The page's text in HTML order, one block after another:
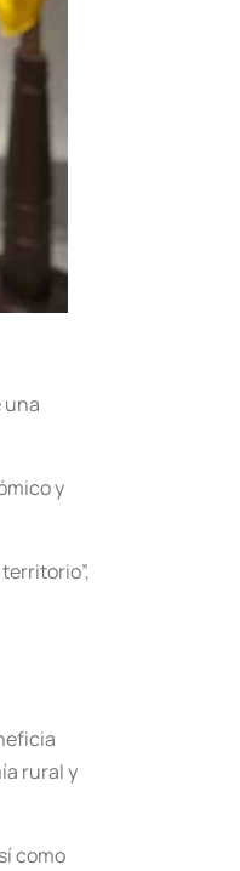
una
y
rural y
como